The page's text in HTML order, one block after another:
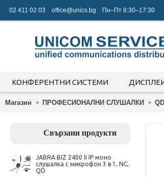
02 411 02 03 office@unics.bg Пн–Пт 8:30–17:30
КОНФЕРЕНТНИ СИСТЕМИ
Магазин ПРОФЕСИОНАЛНИ СЛУШАЛКИ
Свързани продукти
JABRA BIZ 2400 II IP моно
слушалка с микрофон 3 в 1, NC,
QD